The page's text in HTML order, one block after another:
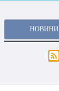
НОВИНИ